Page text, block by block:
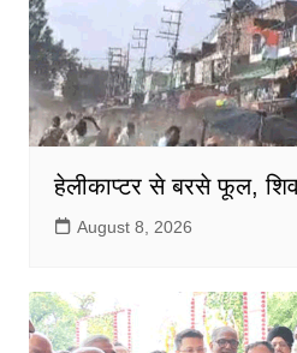
हेलीकाप्टर से बरसे फूल,
August 8, 2026